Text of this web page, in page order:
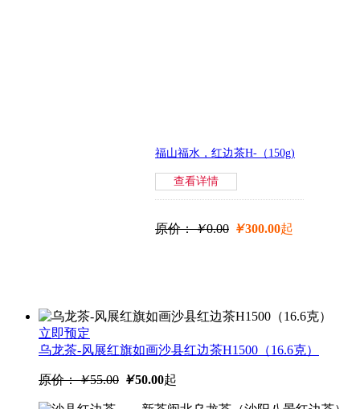
生烤笋干新工艺免泡发生烤笋
福山福水，红边茶H-（150g)
查看详情
原价：￥0.00 ￥300.00起
立即预定
乌龙茶-风展红旗如画沙县红边茶H1500（16.6克）
原价：￥55.00 ￥50.00起